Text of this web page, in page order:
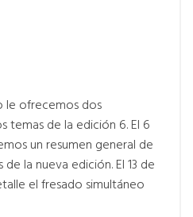
le ofrecemos dos
temas de la edición 6. El 6
un resumen general de
la nueva edición. El 13 de
el fresado simultáneo